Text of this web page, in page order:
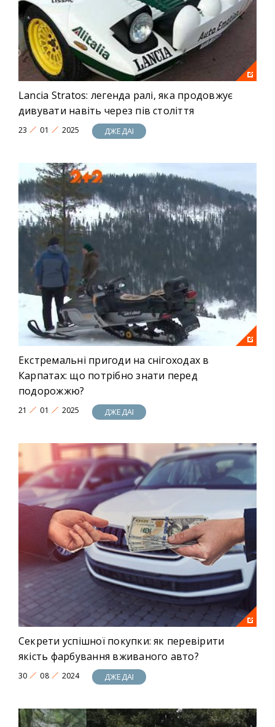
Lancia Stratos: легенда ралі, яка продовжує
дивувати навіть через пів століття
23 01 2025 ДЖЕДАІ
Екстремальні пригоди на снігоходах в
Карпатах: що потрібно знати перед
подорожжю?
21 01 2025 ДЖЕДАІ
Секрети успішної покупки: як перевірити
якість фарбування вживаного авто?
30 08 2024 ДЖЕДАІ